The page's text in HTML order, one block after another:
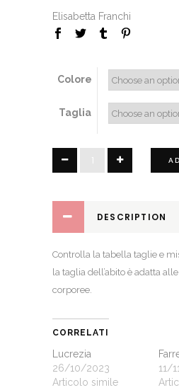
Elisabetta Franchi
Colore
Taglia
quantity
DESCRIPTION
Controlla la tabella taglie e
la taglia dell’abito è adatta
corporee.
CORRELATI
Lucrezia
26/10/2023
Articolo simile
11/